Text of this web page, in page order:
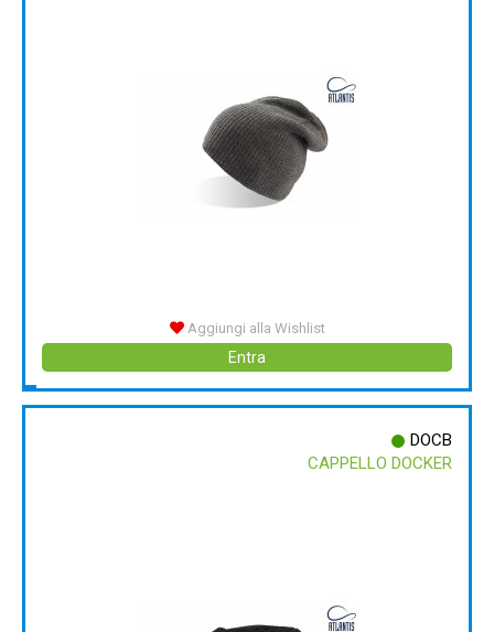
Aggiungi alla Wishlist
Entra
DOCB
CAPPELLO DOCKER